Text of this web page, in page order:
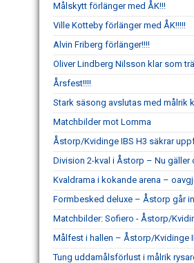
Målskytt förlänger med ÅK!!!
Ville Kotteby förlänger med ÅK!!!!!
Alvin Friberg förlänger!!!!
Oliver Lindberg Nilsson klar som
Årsfest!!!!
Stark säsong avslutas med målrik
Matchbilder mot Lomma
Åstorp/Kvidinge IBS H3 säkrar
Division 2-kval i Åstorp – Nu gäller
Kvaldrama i kokande arena –
Formbesked deluxe – Åstorp går
Matchbilder: Sofiero - Åstorp/
Målfest i hallen – Åstorp/Kvidinge
Tung uddamålsförlust i målrik